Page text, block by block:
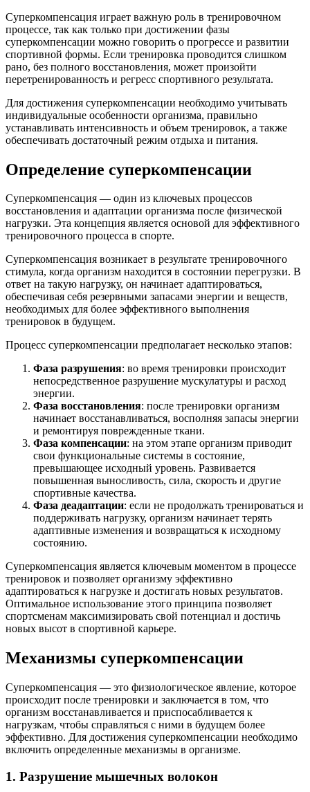
Суперкомпенсация играет важную роль в тренировочном
процессе, так как только при достижении фазы
суперкомпенсации можно говорить о прогрессе и развитии
спортивной формы. Если тренировка проводится слишком
рано, без полного восстановления, может произойти
перетренированность и регресс спортивного результата.
Для достижения суперкомпенсации необходимо учитывать
индивидуальные особенности организма, правильно
устанавливать интенсивность и объем тренировок, а также
обеспечивать достаточный режим отдыха и питания.
Определение суперкомпенсации
Суперкомпенсация — один из ключевых процессов
восстановления и адаптации организма после физической
нагрузки. Эта концепция является основой для эффективного
тренировочного процесса в спорте.
Суперкомпенсация возникает в результате тренировочного
стимула, когда организм находится в состоянии перегрузки. В
ответ на такую нагрузку, он начинает адаптироваться,
обеспечивая себя резервными запасами энергии и веществ,
необходимых для более эффективного выполнения
тренировок в будущем.
Процесс суперкомпенсации предполагает несколько этапов:
Фаза разрушения: во время тренировки происходит
непосредственное разрушение мускулатуры и расход
энергии.
Фаза восстановления: после тренировки организм
начинает восстанавливаться, восполняя запасы энергии
и ремонтируя поврежденные ткани.
Фаза компенсации: на этом этапе организм приводит
свои функциональные системы в состояние,
превышающее исходный уровень. Развивается
повышенная выносливость, сила, скорость и другие
спортивные качества.
Фаза деадаптации: если не продолжать тренироваться и
поддерживать нагрузку, организм начинает терять
адаптивные изменения и возвращаться к исходному
состоянию.
Суперкомпенсация является ключевым моментом в процессе
тренировок и позволяет организму эффективно
адаптироваться к нагрузке и достигать новых результатов.
Оптимальное использование этого принципа позволяет
спортсменам максимизировать свой потенциал и достичь
новых высот в спортивной карьере.
Механизмы суперкомпенсации
Суперкомпенсация — это физиологическое явление, которое
происходит после тренировки и заключается в том, что
организм восстанавливается и приспосабливается к
нагрузкам, чтобы справляться с ними в будущем более
эффективно. Для достижения суперкомпенсации необходимо
включить определенные механизмы в организме.
1. Разрушение мышечных волокон